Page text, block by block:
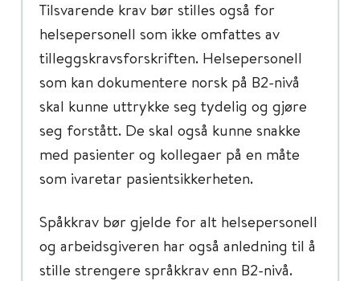
Tilsvarende krav bør stilles også for
helsepersonell som ikke omfattes av
tilleggskravsforskriften. Helsepersonell
som kan dokumentere norsk på B2-nivå
skal kunne uttrykke seg tydelig og gjøre
seg forstått. De skal også kunne snakke
med pasienter og kollegaer på en måte
som ivaretar pasientsikkerheten.
Spåkkrav bør gjelde for alt helsepersonell
og arbeidsgiveren har også anledning til å
stille strengere språkkrav enn B2-nivå.